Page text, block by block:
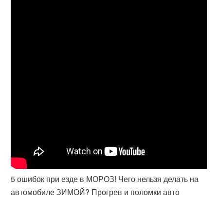
5 ошибок при езде в МОРОЗ! Чего нельзя делать на
автомобиле ЗИМОЙ? Прогрев и поломки авто